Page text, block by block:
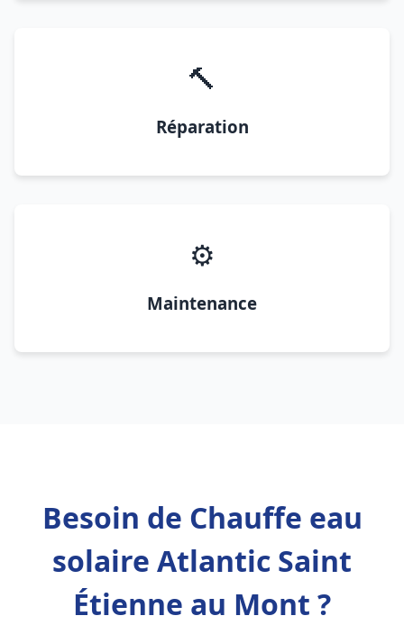
🔨
Réparation
⚙️
Maintenance
Besoin de Chauffe eau
solaire Atlantic Saint
Étienne au Mont ?